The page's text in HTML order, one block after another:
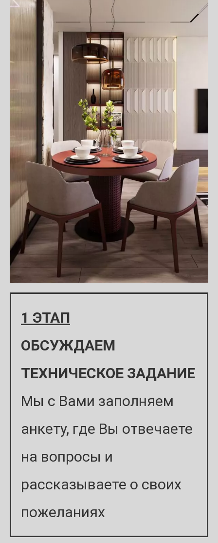
1 ЭТАП
ОБСУЖДАЕМ
ТЕХНИЧЕСКОЕ ЗАДАНИЕ
Мы с Вами заполняем
анкету, где Вы отвечаете
на вопросы и
рассказываете о своих
пожеланиях